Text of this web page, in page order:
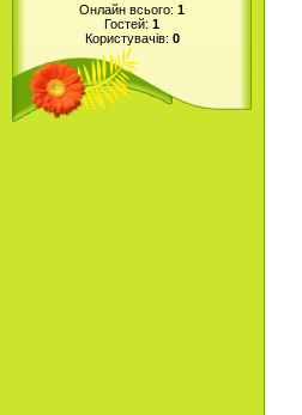
Онлайн всього: 1
Гостей: 1
Користувачів: 0